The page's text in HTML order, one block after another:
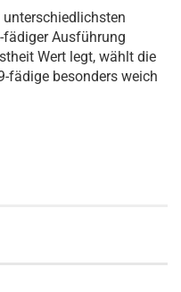
fädiger Ausführung
Wert legt, wählt die
fädige besonders weich